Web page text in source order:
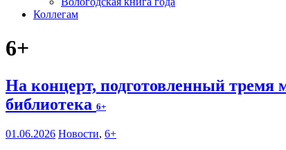
Коллегам
6+
На концерт, подготовленный
библиотека 6+
01.06.2026 Новости, 6+